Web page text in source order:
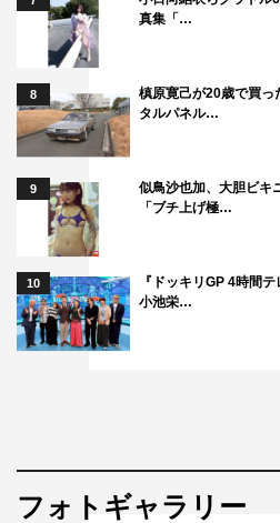
真集「…
8
槙原寛己が20歳で買っ
タルパネル…
9
似鳥沙也加、大胆ビ
「ブチ上げ極…
10
『ドッキリGP 4時間
小池栄…
フォトギャラリー